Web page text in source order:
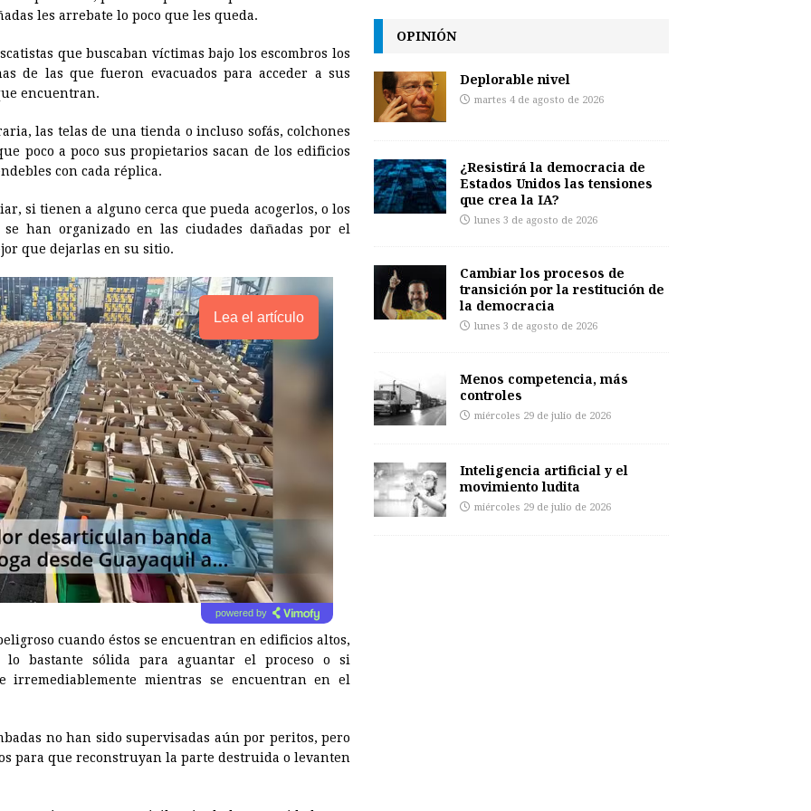
i
n
y
i
n
les arrebate lo poco que les queda.
que buscaban víctimas bajo los escombros los
de las que fueron evacuados para acceder a sus
encuentran.
las telas de una tienda o incluso sofás, colchones
poco a poco sus propietarios sacan de los edificios
con cada réplica.
si tienen a alguno cerca que pueda acogerlos, o los
han organizado en las ciudades dañadas por el
que dejarlas en su sitio.
Lea el artículo
powered by
cuando éstos se encuentran en edificios altos,
bastante sólida para aguantar el proceso o si
irremediablemente mientras se encuentran en el
no han sido supervisadas aún por peritos, pero
para que reconstruyan la parte destruida o levanten
OPINIÓN
Deplorable nivel
martes 4 de agosto de 2026
¿Resistirá la democracia de
Estados Unidos las tensiones
que crea la IA?
lunes 3 de agosto de 2026
Cambiar los procesos de
transición por la restitución de
la democracia
lunes 3 de agosto de 2026
Menos competencia, más
controles
miércoles 29 de julio de 2026
Inteligencia artificial y el
movimiento ludita
miércoles 29 de julio de 2026